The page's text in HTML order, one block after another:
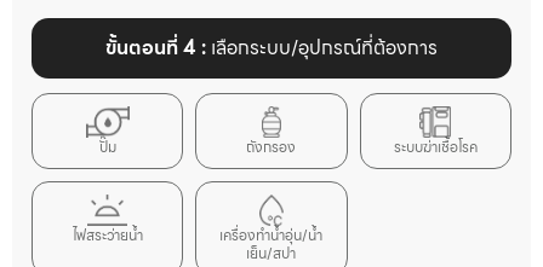
ขั้นตอนที่ 4 : เลือกระบบ/อุปกรณ์ที่ต้องการ
ปั๊ม ถังกรอง ระบบฆ่าเชื้อโรค
ไฟสระว่ายน้ำ เครื่องทำน้ำอุ่น/น้ำ
เย็น/สปา